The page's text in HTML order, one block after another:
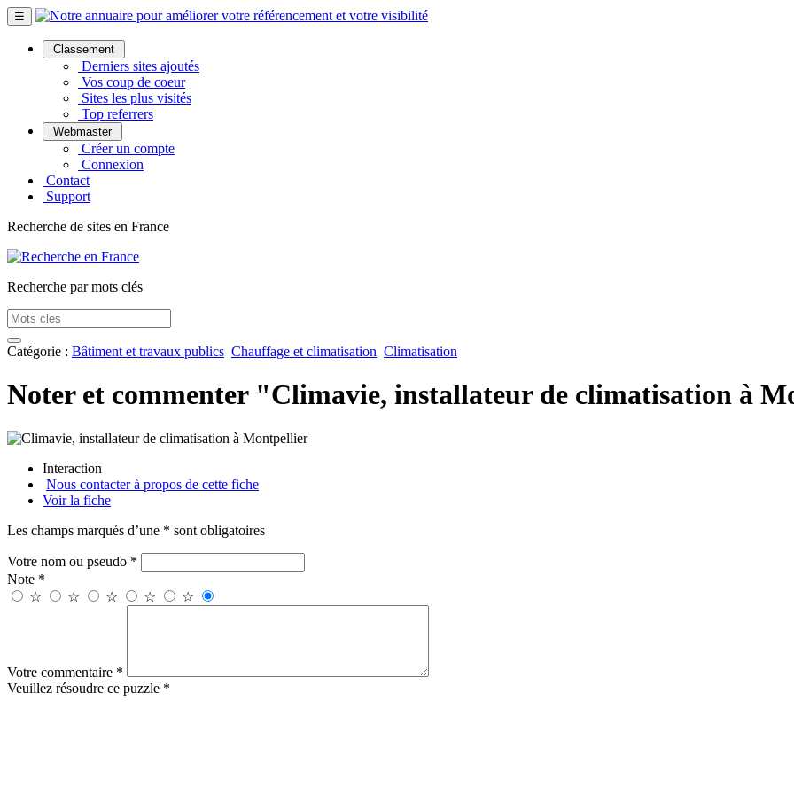
☰
Classement
Derniers sites ajoutés
Vos coup de coeur
Sites les plus visités
Top referrers
Webmaster
Créer un compte
Connexion
Contact
Support
Recherche de sites en France
Recherche par mots clés
Catégorie : Bâtiment et travaux publics Chauffage et climatisation Climatisation
Noter et commenter "Climavie, installateur de climatisation à
Interaction
Nous contacter à propos de cette fiche
Voir la fiche
Les champs marqués d’une * sont obligatoires
Votre nom ou pseudo *
Note *
☆
☆ ☆ ☆ ☆
Votre commentaire *
Veuillez résoudre ce puzzle *